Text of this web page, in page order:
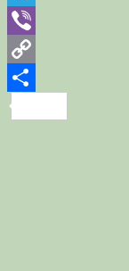
Telegram
Viber
Copy
Link